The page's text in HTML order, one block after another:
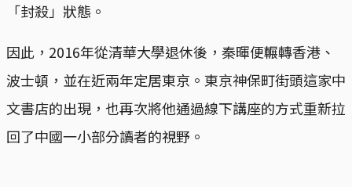
「封殺」狀態。
因此，2016年從清華大學退休後，秦暉便輾轉香港、
波士頓，並在近兩年定居東京。東京神保町街頭這家中
文書店的出現，也再次將他通過線下講座的方式重新拉
回了中國一小部分讀者的視野。